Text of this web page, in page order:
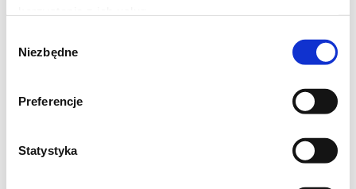
zgody
Niezbędne
Preferencje
Statystyka